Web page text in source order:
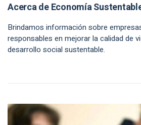
Acerca de Economía
Brindamos información sobre
responsables en mejorar la calidad de
desarrollo social sustentable.